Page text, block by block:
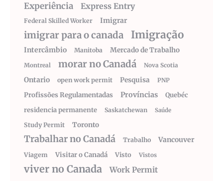
Experiência Express Entry
Federal Skilled Worker Imigrar
imigrar para o canada Imigração
Intercâmbio Manitoba Mercado de Trabalho
Montreal morar no Canadá Nova Scotia
Ontario open work permit Pesquisa PNP
Profissões Regulamentadas Províncias
Quebéc
residencia permanente
Saskatchewan Saúde
Study Permit Toronto
Trabalhar no Canadá Trabalho Vancouver
Viagem Visitar o Canadá Visto Vistos
viver no Canada Work Permit